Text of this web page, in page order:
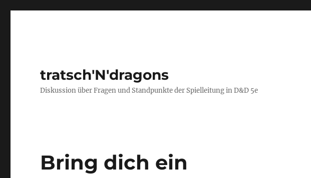
tratsch'N'dragons
Diskussion über Fragen und Standpunkte der Spielleitung in D&D 5e
Bring dich ein